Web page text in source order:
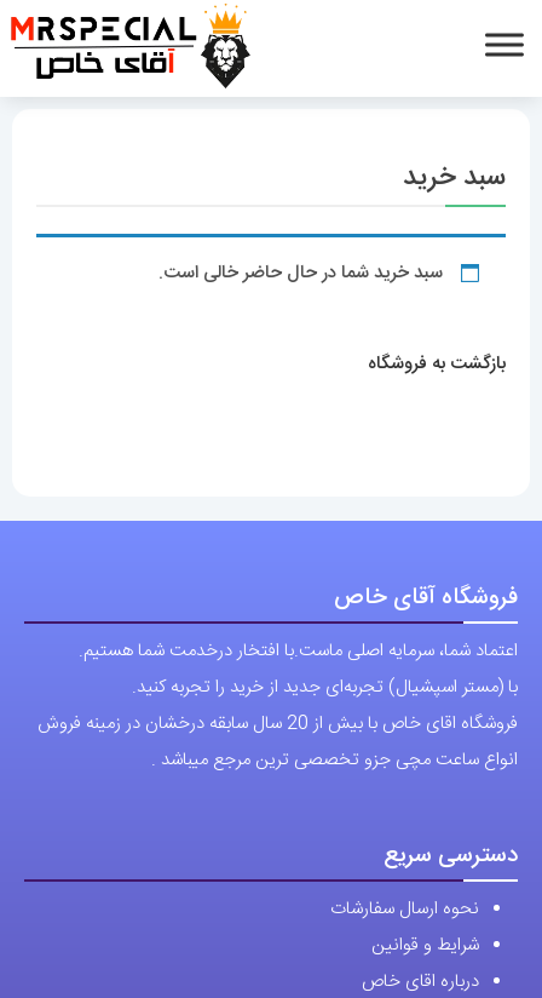
سبد خرید
سبد خرید شما در حال حاضر خالی است.
بازگشت به فروشگاه
فروشگاه آقای خاص
اعتماد شما، سرمایه اصلی ماست.با افتخار درخدمت شما هستیم.
با (مستر اسپشیال) تجربه‌ای جدید از خرید را تجربه کنید.
فروشگاه اقای خاص با بیش از 20 سال سابقه درخشان در زمینه فروش
انواع ساعت مچی جزو تخصصی ترین مرجع میباشد .
دسترسی سریع
نحوه ارسال سفارشات
شرایط و قوانین
درباره اقای خاص